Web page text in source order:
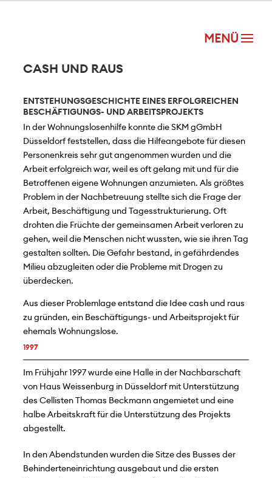
CASH UND RAUS
ENTSTEHUNGSGESCHICHTE EINES ERFOLGREICHEN
BESCHÄFTIGUNGS- UND ARBEITSPROJEKTS
In der Wohnungslosenhilfe konnte die SKM gGmbH
Düsseldorf feststellen, dass die Hilfeangebote für diesen
Personenkreis sehr gut angenommen wurden und die
Arbeit erfolgreich war, weil es oft gelang mit und für die
Betroffenen eigene Wohnungen anzumieten. Als größtes
Problem in der Nachbetreuung stellte sich die Frage der
Arbeit, Beschäftigung und Tagesstrukturierung. Oft
drohten die Früchte der gemeinsamen Arbeit verloren zu
gehen, weil die Menschen nicht wussten, wie sie ihren Tag
gestalten sollten. Die Gefahr bestand, in gefährdendes
Milieu abzugleiten oder die Probleme mit Drogen zu
überdecken.
Aus dieser Problemlage entstand die Idee cash und raus
zu gründen, ein Beschäftigungs- und Arbeitsprojekt für
ehemals Wohnungslose.
1997
Im Frühjahr 1997 wurde eine Halle in der Nachbarschaft
von Haus Weissenburg in Düsseldorf mit Unterstützung
des Cellisten Thomas Beckmann angemietet und eine
halbe Arbeitskraft für die Unterstützung des Projekts
abgestellt.
In den Abendstunden wurden die Sitze des Busses der
Behinderteneinrichtung ausgebaut und die ersten